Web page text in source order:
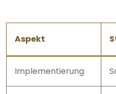
Aspekt
Implementierung